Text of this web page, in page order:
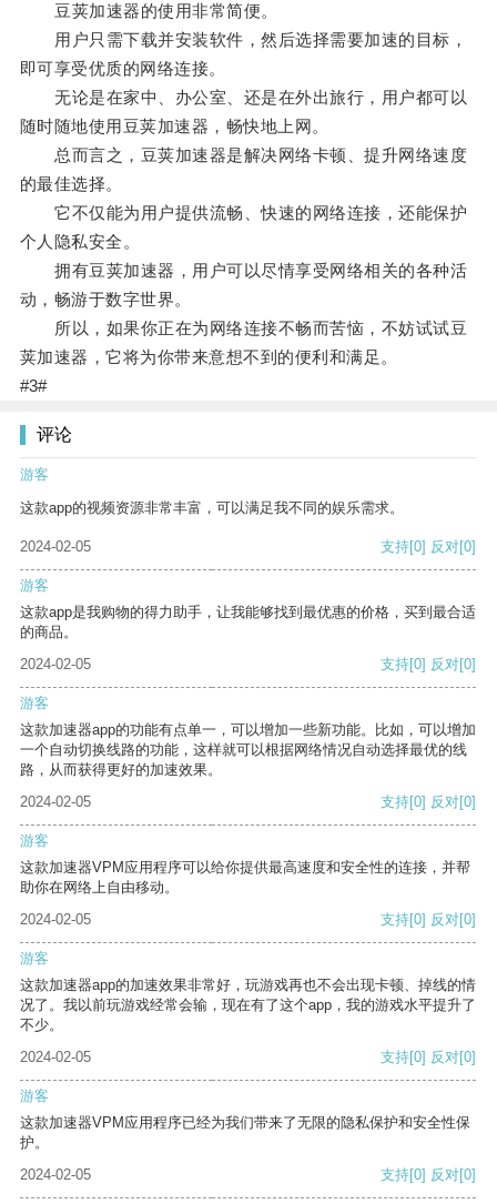
豆荚加速器的使用非常简便。
用户只需下载并安装软件，然后选择需要加速的目标，
即可享受优质的网络连接。
无论是在家中、办公室、还是在外出旅行，用户都可以
随时随地使用豆荚加速器，畅快地上网。
总而言之，豆荚加速器是解决网络卡顿、提升网络速度
的最佳选择。
它不仅能为用户提供流畅、快速的网络连接，还能保护
个人隐私安全。
拥有豆荚加速器，用户可以尽情享受网络相关的各种活
动，畅游于数字世界。
所以，如果你正在为网络连接不畅而苦恼，不妨试试豆
荚加速器，它将为你带来意想不到的便利和满足。
#3#
评论
游客
这款app的视频资源非常丰富，可以满足我不同的娱乐需求。
2024-02-05 支持[0] 反对[0]
游客
这款app是我购物的得力助手，让我能够找到最优惠的价格，买到最合适
的商品。
2024-02-05
支持[0] 反对[0]
游客
这款加速器app的功能有点单一，可以增加一些新功能。比如，可以增加
一个自动切换线路的功能，这样就可以根据网络情况自动选择最优的线
路，从而获得更好的加速效果。
2024-02-05
支持[0] 反对[0]
游客
这款加速器VPM应用程序可以给你提供最高速度和安全性的连接，并帮
助你在网络上自由移动。
2024-02-05
支持[0] 反对[0]
游客
这款加速器app的加速效果非常好，玩游戏再也不会出现卡顿、掉线的情
况了。我以前玩游戏经常会输，现在有了这个app，我的游戏水平提升了
不少。
2024-02-05
支持[0] 反对[0]
游客
这款加速器VPM应用程序已经为我们带来了无限的隐私保护和安全性保
护。
2024-02-05
支持[0] 反对[0]